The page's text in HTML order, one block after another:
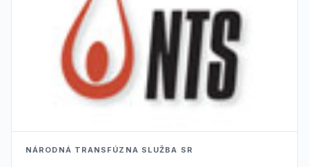
NÁRODNÁ TRANSFÚZNA SLUŽBA SR